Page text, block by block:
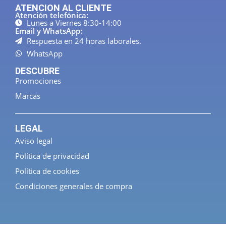
ATENCION AL CLIENTE
Atención telefónica:
Lunes a Viernes 8:30-14:00
Email y WhatsApp:
Respuesta en 24 horas laborales.
WhatsApp
DESCUBRE
Promociones
Marcas
LEGAL
Aviso legal
Política de privacidad
Política de cookies
Condiciones generales de compra